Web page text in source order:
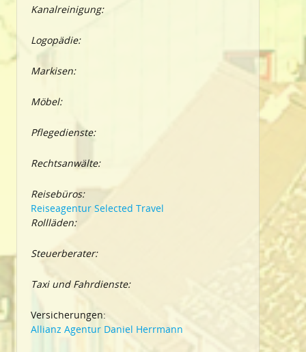
Kanalreinigung:
Logopädie:
Markisen:
Möbel:
Pflegedienste:
Rechtsanwälte:
Reisebüros:
Reiseagentur Selected Travel
Rollläden:
Steuerberater:
Taxi und Fahrdienste:
Versicherungen:
Allianz Agentur Daniel Herrmann